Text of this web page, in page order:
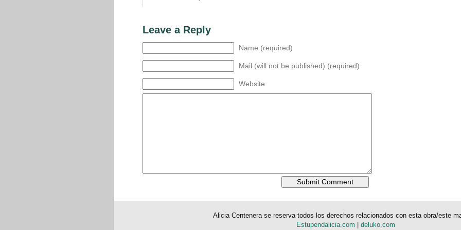
Leave a Reply
Name (required)
Mail (will not be published) (required)
Website
Alicia Centenera se reserva todos los derechos relacionados con esta obra/este
Estupendalicia.com
deluko.com